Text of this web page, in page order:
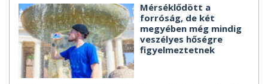
Mérséklődött a
forróság, de két
megyében még mindig
veszélyes hőségre
figyelmeztetnek